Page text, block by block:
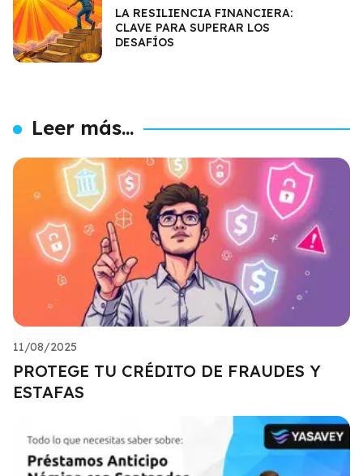
LA RESILIENCIA FINANCIERA:
CLAVE PARA SUPERAR LOS
DESAFÍOS
Leer más...
11/08/2025
PROTEGE TU CRÉDITO DE FRAUDES Y
ESTAFAS